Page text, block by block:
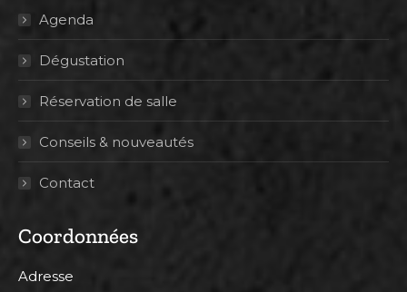
Agenda
Dégustation
Réservation de salle
Conseils & nouveautés
Contact
Coordonnées
Adresse